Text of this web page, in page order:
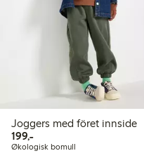
Joggers med föret innside
199,-199,00 kr
Økologisk bomull